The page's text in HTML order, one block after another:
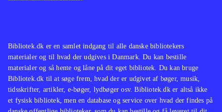
Bibliotek.dk er en samlet indgang til alle danske bibliotekers
materialer og til hvad der udgives i Danmark. Du kan bestille
materialer og så hente og låne på dit eget bibliotek. Du kan bruge
Bibliotek.dk til at søge frem, hvad der er udgivet af bøger, musik,
tidsskrifter, artikler, e-bøger, lydbøger osv. Bibliotek.dk er altså ikke
et fysisk bibliotek, men en database og service over hvad der findes på